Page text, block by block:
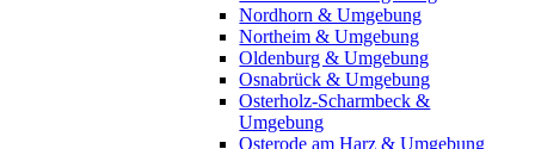
Nordhorn & Umgebung
Northeim & Umgebung
Oldenburg & Umgebung
Osnabrück & Umgebung
Osterholz-Scharmbeck &
Umgebung
Osterode am Harz & Umgebung